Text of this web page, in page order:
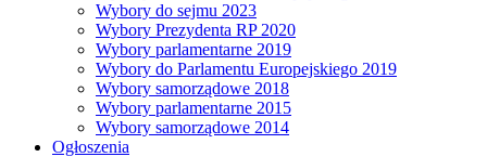
Wybory do sejmu 2023
Wybory Prezydenta RP 2020
Wybory parlamentarne 2019
Wybory do Parlamentu Europejskiego 2019
Wybory samorządowe 2018
Wybory parlamentarne 2015
Wybory samorządowe 2014
Ogłoszenia